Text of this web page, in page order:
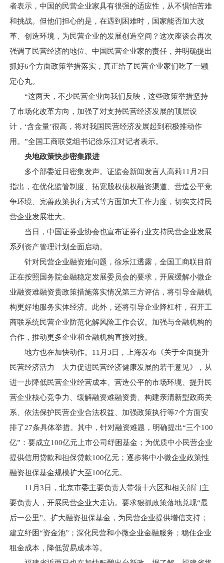
者表示，中国的民营企业家具有很强的适应性，从不惧怕苦难
和挑战。但他们担心的是，在遇到困难时，国家能否加大改
革、创造环境，为民营企业的发展创造空间？这次座谈会再次
强调了民营经济的地位、中国民营企业家的责任，并明确提出
抓好6个方面政策举措落实，真正给了民营企业家们吃了一颗
定心丸。
“这两天，不少民营企业向我们反映，这些政策举措坚持
了市场化改革方向，加强了对支持民营经济发展的顶层设
计，‘含金量’很高，将对我国民营经济发展起到积极推动作
用。”全国工商联党组书记徐乐江对记者表示。
央地政策快步密集跟进
多个部委近日密集发声。证监会新闻发言人高莉11月2日
指出，在优化监管制度、拓宽股权债权融资渠道、营造公平竞
争环境、完善政策执行方式等方面加大工作力度，切实支持民
营企业发展壮大。
当日，中国证券业协会也宣布证券行业支持民营企业发展
系列资产管理计划全面启动。
针对民营企业融资难问题，徐乐江透露，全国工商联目前
正在按照国务院金融稳定发展委员会的要求，开展缓解小微企
业融资难融资贵政策措施落实情况第三方评估，将引导金融机
构更好地服务实体经济。此外，还将引导企业降杠杆，召开工
商联系统民营企业防范化解风险工作会议。加强与金融机构的
合作，推动更多企业和金融机构直接对接。
地方也在加快动作。11月3日，上海发布《关于全面提升
民营经济活力 大力促进民营经济健康发展的若干意见》，从
进一步降低民营企业经营成本、营造公平的市场环境、提升民
营企业核心竞争力、缓解融资难融资贵、构建亲清新型政商关
系、依法保护民营企业合法权益、加强政策执行等7个方面安
排了27条具体举措。其中，针对融资难题，明确提出“三个100
亿”：要成立100亿元上市公司纾困基金；为优质中小民营企业
提供信用贷款和担保贷款100亿元；逐步将中小微企业政策性
融资担保基金规模扩大至100亿元。
11月3日，北京市委主要负责人带领十六区和相关部门主
要负责人，开展民营企业大走访。要求狠抓政策落地兑现“最
后一公里”。扩大融资担保基金，为民营企业提供增信支持；
建立纾困“资金池”；深化民营和小微企业金融服务；稳住企业
租金成本，降低贸易成本等。